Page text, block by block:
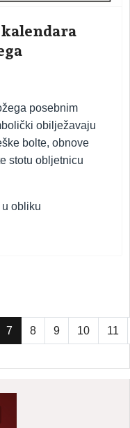
posebnim
obilježavaju
bolte, obnove
stotu obljetnicu
obliku
7 8 9 10 11